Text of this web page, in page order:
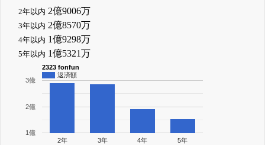
2年以内 2億9006万
3年以内 2億8570万
4年以内 1億9298万
5年以内 1億5321万
2323 fonfun
返済額
2年 3年 4年 5年
1億
2億
3億